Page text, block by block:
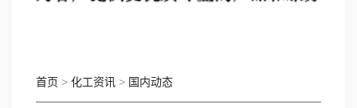
首页 > 化工资讯 > 国内动态